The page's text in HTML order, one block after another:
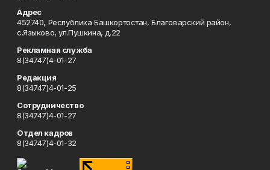
Адрес
452740, Республика Башкортостан, Благоварский район,
с.Языково, ул.Пушкина, д.22
Рекламная служба
8(34747)4-01-27
Редакция
8(34747)4-01-25
Сотрудничество
8(34747)4-01-27
Отдел кадров
8(34747)4-01-32